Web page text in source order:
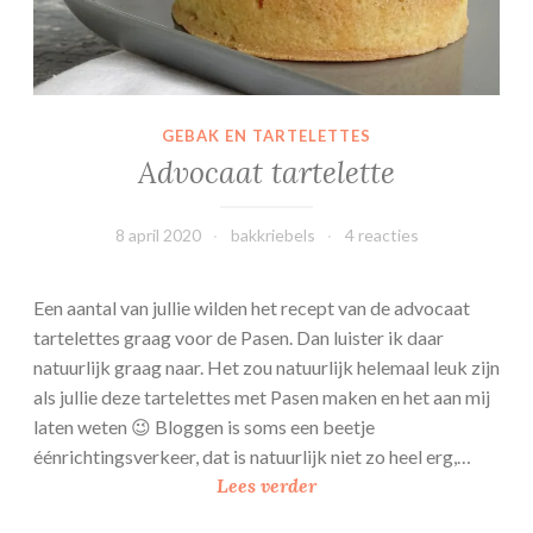
o
o
k
s
GEBAK EN TARTELETTES
Advocaat tartelette
8 april 2020 bakkriebels 4 reacties
Een aantal van jullie wilden het recept van de advocaat
tartelettes graag voor de Pasen. Dan luister ik daar
natuurlijk graag naar. Het zou natuurlijk helemaal leuk zijn
als jullie deze tartelettes met Pasen maken en het aan mij
laten weten 😉 Bloggen is soms een beetje
éénrichtingsverkeer, dat is natuurlijk niet zo heel erg,…
Lees verderA